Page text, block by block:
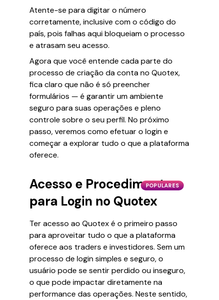
Atente-se para digitar o número
corretamente, inclusive com o código do
país, pois falhas aqui bloqueiam o processo
e atrasam seu acesso.
Agora que você entende cada parte do
processo de criação da conta no Quotex,
fica claro que não é só preencher
formulários — é garantir um ambiente
seguro para suas operações e pleno
controle sobre o seu perfil. No próximo
passo, veremos como efetuar o login e
começar a explorar tudo o que a plataforma
oferece.
POPULARES
Acesso e Procedimento
para Login no Quotex
Ter acesso ao Quotex é o primeiro passo
para aproveitar tudo o que a plataforma
oferece aos traders e investidores. Sem um
processo de login simples e seguro, o
usuário pode se sentir perdido ou inseguro,
o que pode impactar diretamente na
performance das operações. Neste sentido,